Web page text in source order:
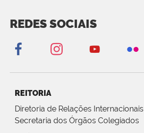
REDES SOCIAIS
REITORIA
Diretoria de Relações Internacionais
Secretaria dos Órgãos Colegiados